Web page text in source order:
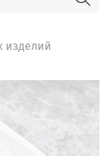
изделий